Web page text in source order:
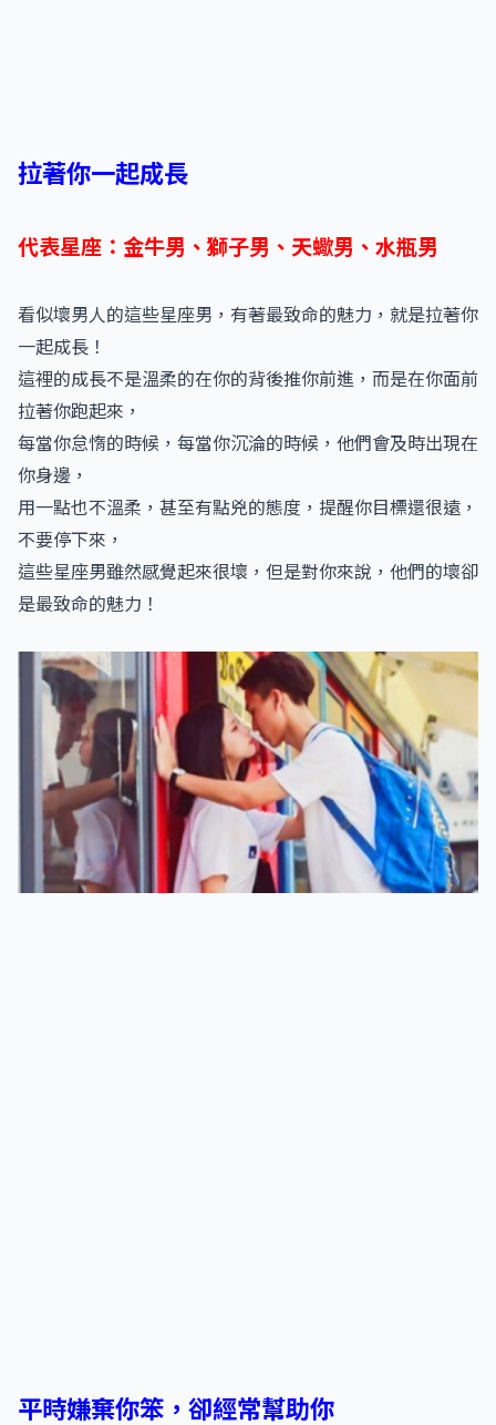
拉著你一起成長
代表星座：金牛男、獅子男、天蠍男、水瓶男
看似壞男人的這些星座男，有著最致命的魅力，就是拉著你
一起成長！
這裡的成長不是溫柔的在你的背後推你前進，而是在你面前
拉著你跑起來，
每當你怠惰的時候，每當你沉淪的時候，他們會及時出現在
你身邊，
用一點也不溫柔，甚至有點兇的態度，提醒你目標還很遠，
不要停下來，
這些星座男雖然感覺起來很壞，但是對你來說，他們的壞卻
是最致命的魅力！
平時嫌棄你笨，卻經常幫助你